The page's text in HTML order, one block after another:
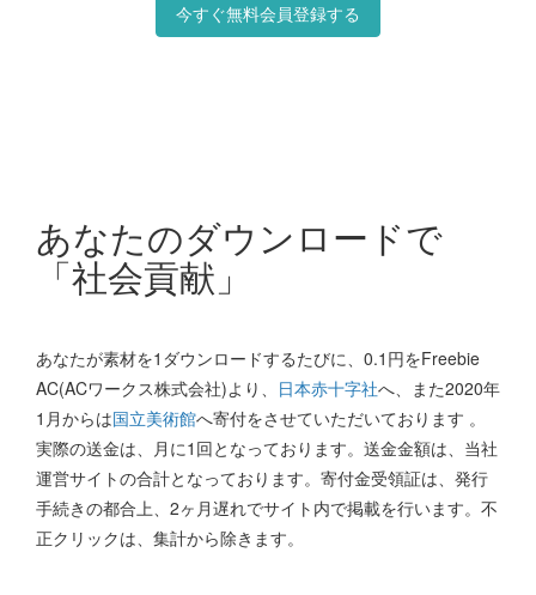
今すぐ無料会員登録する
あなたのダウンロードで
「社会貢献」
あなたが素材を1ダウンロードするたびに、0.1円をFreebie
AC(ACワークス株式会社)より、 日本赤十字社へ、また2020年
1月からは国立美術館へ寄付をさせていただいております 。
実際の送金は、月に1回となっております。送金金額は、当社
運営サイトの合計となっております。寄付金受領証は、発行
手続きの都合上、2ヶ月遅れでサイト内で掲載を行います。不
正クリックは、集計から除きます。